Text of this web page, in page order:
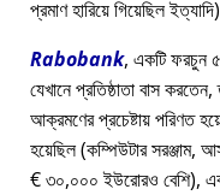
প্রমাণ হারিয়ে গিয়েছিল
Rabobank, একটি ফরচুন
যেখানে প্রতিষ্ঠাতা বাস
আক্রমণের প্রচেষ্টায় পরিণত
হয়েছিল (কম্পিউটার সরঞ্জাম,
€ ৩০,০০০ ইউরোরও বেশি), এবং